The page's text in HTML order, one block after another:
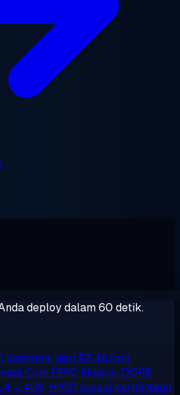
deploy dalam 60 detik.
bersama, dari $2,48/bln
Core EPYC khusus, DDR5
L40S, H100 sesuai permintaan